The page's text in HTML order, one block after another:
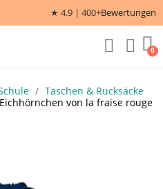
★ 4.9 | 400+Bewertungen
Taschen & Rucksäcke
von la fraise rouge